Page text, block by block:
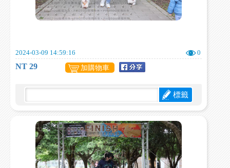
2024-03-09 14:59:16 0
NT 29 加購物車
標籤